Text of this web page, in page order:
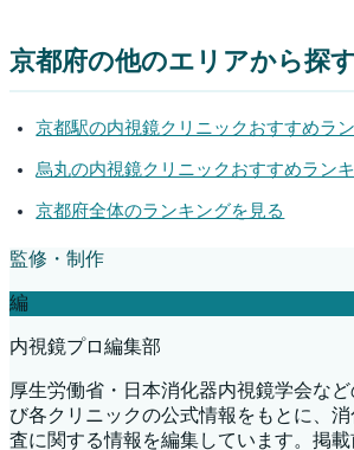
京都府の他のエリアから探
京都駅の内視鏡クリニックおすすめラ
烏丸の内視鏡クリニックおすすめラン
京都府全体のランキングを見る
監修・制作
編
内視鏡プロ編集部
厚生労働省・日本消化器内視鏡学会な
び各クリニックの公式情報をもとに、
査に関する情報を編集しています。掲